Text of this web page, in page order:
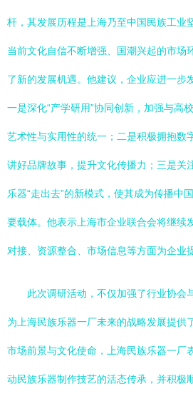
杆，其发展历程是上海乃至中国民族工业
当前文化自信不断增强、国潮兴起的市场
了新的发展机遇。他建议，企业应进一步
一是深化“产学研用”协同创新，加强与高
艺术性与实用性的统一；二是积极拥抱数
讲好品牌故事，提升文化传播力；三是关
乐器“走出去”的新模式，使其成为传播中
要载体。他表示上海市企业联合会将继续
对接、资源整合、市场信息等方面为企业
此次调研活动，不仅加强了行业协会
为上海民族乐器一厂未来的战略发展提供
市场前景与文化使命，上海民族乐器一厂
动民族乐器制作技艺的活态传承，并积极